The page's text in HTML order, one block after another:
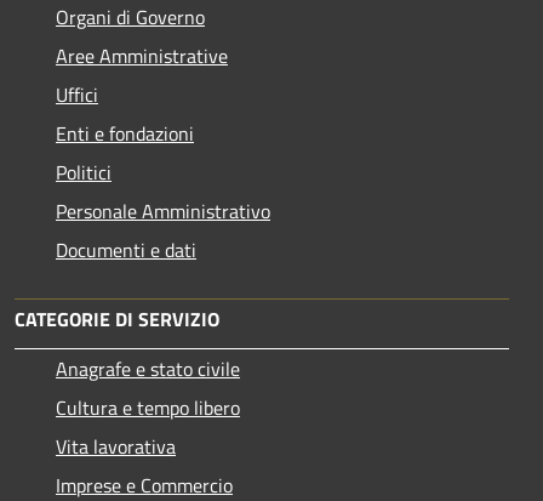
Organi di Governo
Aree Amministrative
Uffici
Enti e fondazioni
Politici
Personale Amministrativo
Documenti e dati
CATEGORIE DI SERVIZIO
Anagrafe e stato civile
Cultura e tempo libero
Vita lavorativa
Imprese e Commercio